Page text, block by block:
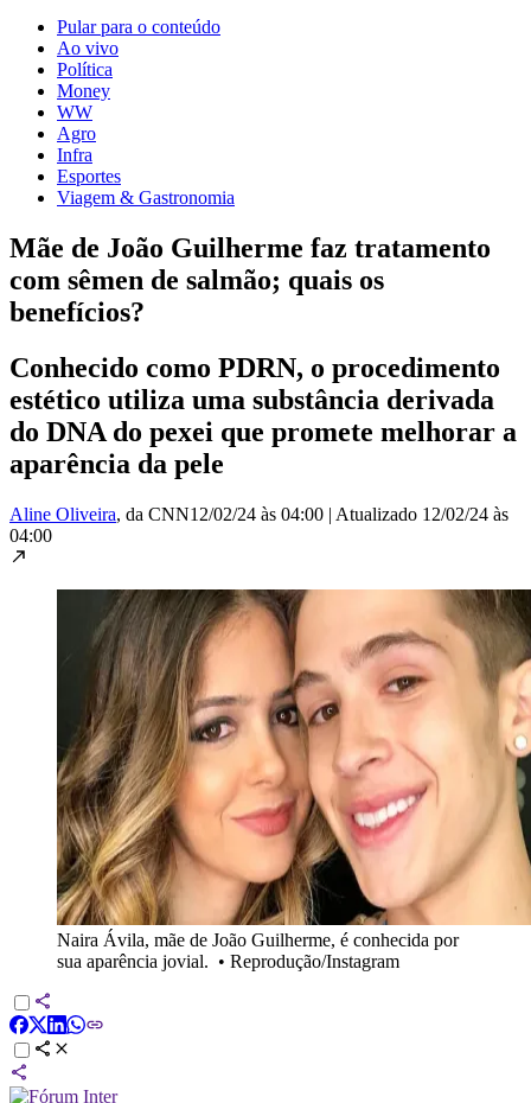
Pular para o conteúdo
Ao vivo
Política
Money
WW
Agro
Infra
Esportes
Viagem & Gastronomia
Mãe de João Guilherme faz tratamento
com sêmen de salmão; quais os
benefícios?
Conhecido como PDRN, o procedimento
estético utiliza uma substância derivada
do DNA do pexei que promete melhorar a
aparência da pele
Aline Oliveira, da CNN12/02/24 às 04:00 | Atualizado 12/02/24 às
04:00
Naira Ávila, mãe de João Guilherme, é conhecida por
sua aparência jovial. • Reprodução/Instagram